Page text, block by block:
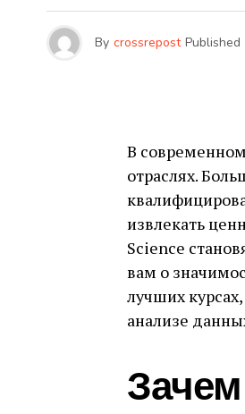
By crossrepost Published
В
отраслях.
извлекать
Science
вам о
лучших
анализе
Зачем